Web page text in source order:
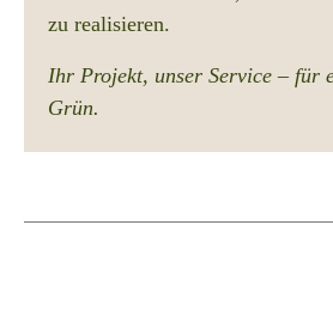
zu realisieren.
Ihr Projekt, unser Service – für
Grün.